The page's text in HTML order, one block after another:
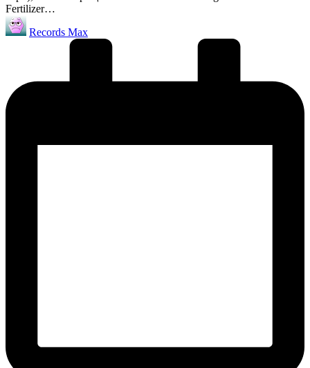
Fertilizer…
Запись
от
Records Max